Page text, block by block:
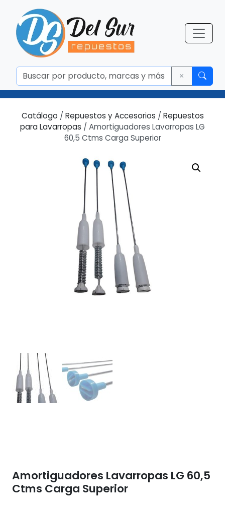
Catálogo / Repuestos y Accesorios / Repuestos
para Lavarropas / Amortiguadores Lavarropas LG
60,5 Ctms Carga Superior
Amortiguadores Lavarropas LG 60,5
Ctms Carga Superior